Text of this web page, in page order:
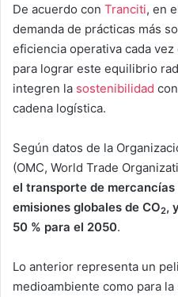
De acuerdo con Tranciti, en
demanda de prácticas más
eficiencia operativa cada
para lograr este equilibrio
integren la sostenibilidad
cadena logística.
Según datos de la
(OMC, World Trade
el transporte de
emisiones globales de CO2,
50 % para el 2050.
Lo anterior representa un
medioambiente como para